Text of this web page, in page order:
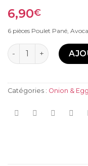
6,90€
6 pièces Poulet Pané,
Quantité
Catégories : Onion &